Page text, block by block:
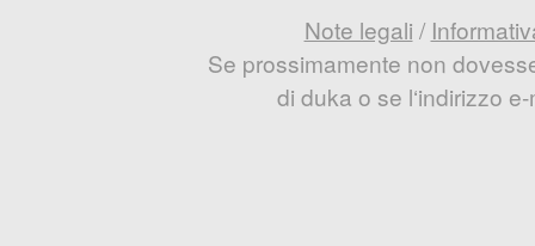
Note legali /
Se prossimamente non
di duka o se l‘indirizzo